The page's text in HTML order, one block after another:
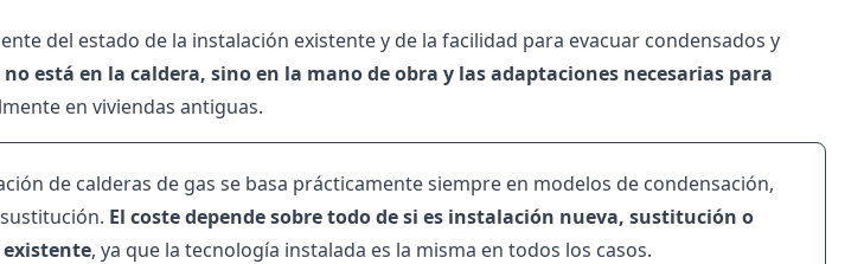
del estado de la instalación existente y de la facilidad para evacuar condensados y
está en la caldera, sino en la mano de obra y las adaptaciones necesarias para
en viviendas antiguas.
de calderas de gas se basa prácticamente siempre en modelos de condensación,
El coste depende sobre todo de si es instalación nueva, sustitución o
, ya que la tecnología instalada es la misma en todos los casos.